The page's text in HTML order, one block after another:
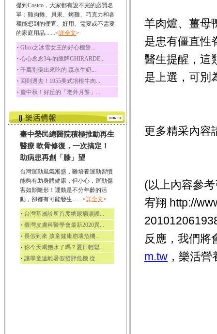
椰子含有糖類、脂肪、
蛋白質、維生素及多...
荔枝
荔枝性質溫和所含的營
養素有醣類、檸檬酸...
五味子
五味子性質溫熱所含營
養成分有揮發油、檸...
草魚
草魚含有維生素A、維生
提到Costco，大家都有說不完的必買名
單：雞肉捲、貝果、烤雞、巧克力和各
種能想到的便宜、好用、需要或不需要
的家庭用品.......<詳全文>
‧ Glico之冰雪女王的好心機餅...
‧ 心心念念3年的鷹牌GHIRARDE...
‧ 千萬別倒出來吃的 森永牛奶...
‧ 回到過去！1955美式培根牛肉...
‧ 慶中秋！好丘的「老外月餅」...
臺中榮民總醫院積極推動再生
醫療 軟骨修復，一次搞定！
助病患再創「膝」望
台灣運動風氣漸盛，雖培養運動習慣
能夠有助身體健康，但小心，運動傷
害如影隨形！運動是不分年齡的活
動，卻都有可能發生.......<詳全文>
‧ 台灣基層診所首度糖尿病照護...
‧ 臺灣皮膚科醫學會最新2020異...
‧ 長假到來 孩童健康崩壞危機...
‧ 你今天喝飽水了嗎？夏日輕鬆...
‧ 讓學童遠離暑假發胖危機 從...
羊肉爐、薑母
是患有僵直性
醫生提醒，這
是上選，可別
更多精采內容
(以上內容參
宥翔 http://
反應，我們將
m.tw ，樂活